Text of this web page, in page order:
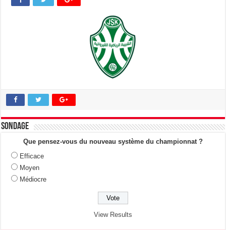
Sondage
Que pensez-vous du nouveau système du championnat ?
Efficace
Moyen
Médiocre
View Results